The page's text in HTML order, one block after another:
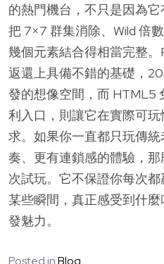
的熱門機台，不只是因為
把 7×7 群集消除、Wild 倍
幾個元素結合得相當完整
返還上具備不錯的基礎，
發的想像空間，而 HTML5
利入口，則讓它在實際可
求。如果你一直都只玩傳
奏、更有連鎖感的體驗，
次試玩。它不保證你每次
某些瞬間，真正感受到什
發魅力。
Posted inBlog